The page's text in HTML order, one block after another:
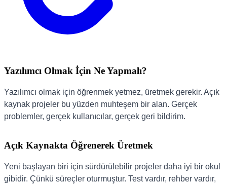
Yazılımcı Olmak İçin Ne Yapmalı?
Yazılımcı olmak için öğrenmek yetmez, üretmek gerekir. Açık
kaynak projeler bu yüzden muhteşem bir alan. Gerçek
problemler, gerçek kullanıcılar, gerçek geri bildirim.
Açık Kaynakta Öğrenerek Üretmek
Yeni başlayan biri için sürdürülebilir projeler daha iyi bir okul
gibidir. Çünkü süreçler oturmuştur. Test vardır, rehber vardır,